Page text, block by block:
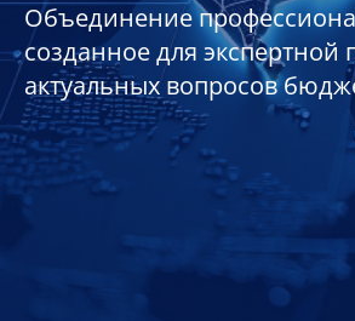
Объединение
созданное для
актуальных вопросов